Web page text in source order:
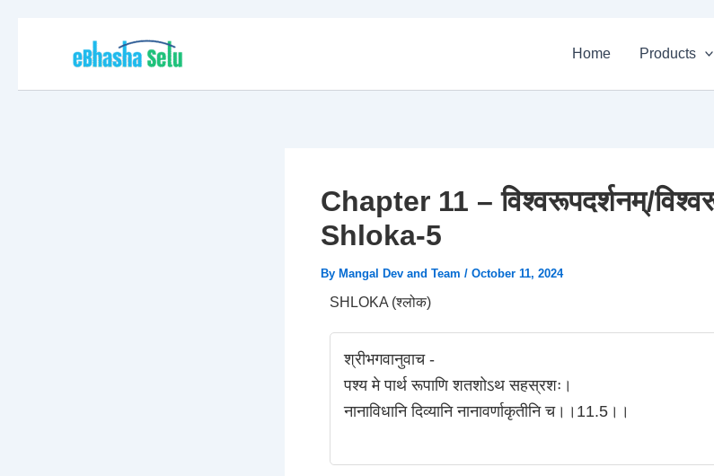
Home Products
Chapter 11 – विश्वरूपदर्शनम्/
Shloka-5
By Mangal Dev and Team / October 11, 2024
SHLOKA (श्लोक)
श्रीभगवानुवाच -
पश्य मे पार्थ रूपाणि शतशोऽथ सहस्रशः।
नानाविधानि दिव्यानि नानावर्णाकृतीनि च।।11.5।।